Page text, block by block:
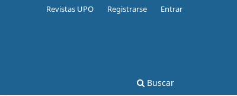
Buscar
Revistas UPO Registrarse Entrar